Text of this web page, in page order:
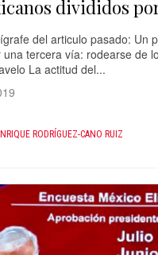
divididos
del articulo pasado: Un
tercera vía: rodearse de
La actitud del...
RODRÍGUEZ-CANO RUIZ